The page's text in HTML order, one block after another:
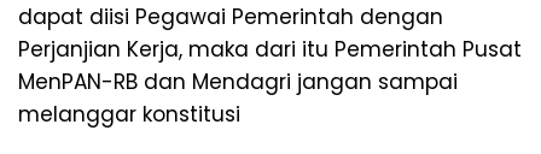
dapat diisi Pegawai Pemerintah dengan
Perjanjian Kerja, maka dari itu Pemerintah Pusat
MenPAN-RB dan Mendagri jangan sampai
melanggar konstitusi